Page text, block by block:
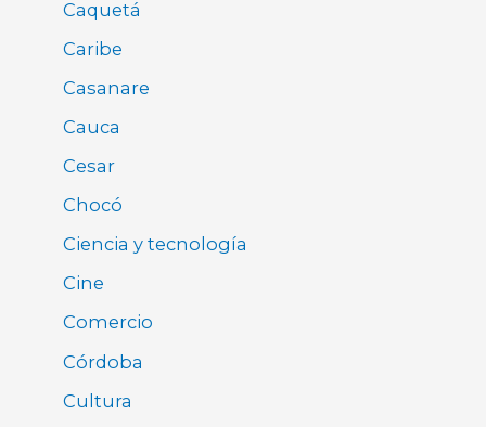
Caquetá
Caribe
Casanare
Cauca
Cesar
Chocó
Ciencia y tecnología
Cine
Comercio
Córdoba
Cultura